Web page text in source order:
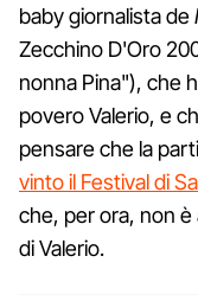
baby giornalista de
Zecchino D'Oro
nonna Pina"), che
povero Valerio, e
pensare che la
vinto il Festival di
che, per ora, non
di Valerio.